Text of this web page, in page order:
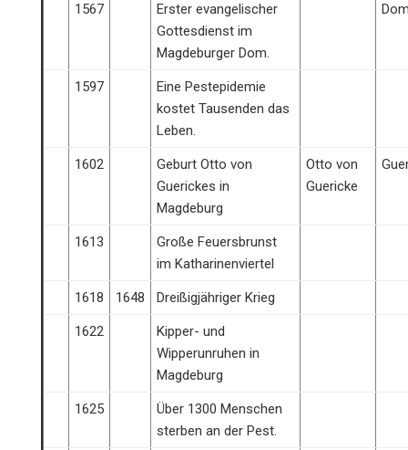
1567
Erster evangelischer
Gottesdienst im
Magdeburger Dom.
1597
Eine Pestepidemie
kostet Tausenden das
Leben.
1602
Geburt Otto von
Guerickes in
Magdeburg
Otto von
Guericke
1613
Große Feuersbrunst
im Katharinenviertel
1618 1648 Dreißigjähriger Krieg
1622
Kipper- und
Wipperunruhen in
Magdeburg
1625
Über 1300 Menschen
sterben an der Pest.